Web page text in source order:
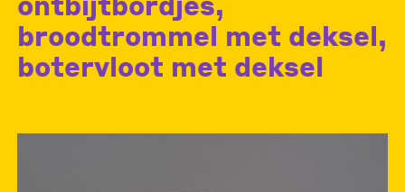
broodtrommel met deksel,
botervloot met deksel